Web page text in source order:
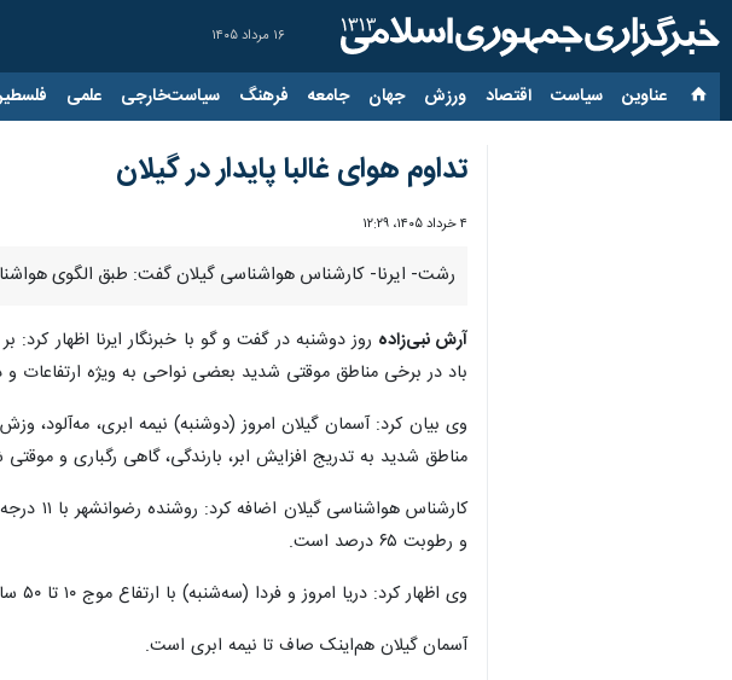
۱۶ مرداد ۱۴۰۵
عناوین‌ سیاست اقتصاد ورزش جهان جامعه فرهنگ سیاست‌خارجی علمی
تداوم هوای غالبا پایدار در گیلان
۴ خرداد ۱۴۰۵، ۱۲:۲۹
رشت- ایرنا- کارشناس هواشناسی گیلان گفت: طبق الگوی
آرش نبی‌زاده روز دوشنبه در گفت و گو با خبرنگار ایرنا اظهار
باد در برخی مناطق موقتی شدید بعضی نواحی به ویژه ارتفاعات
وی بیان کرد: آسمان گیلان امروز (دوشنبه) نیمه ابری، مه‌آلود،
مناطق شدید به تدریج افزایش ابر، بارندگی، گاهی رگباری و
و رطوبت ۶۵ درصد است.
وی اظهار کرد: دریا امروز و فردا (سه‌شنبه) با ارتفاع موج ۱۰ تا ۵۰ سانتیمتر برای فعالیت‌های مرتبط دریایی غالبا مناسب است.
آسمان گیلان هم‌اینک صاف تا نیمه ابری است.